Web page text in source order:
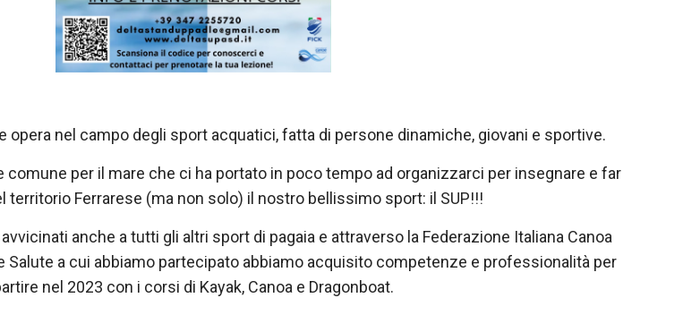
opera nel campo degli sport acquatici, fatta di persone dinamiche, giovani e sportive.
comune per il mare che ci ha portato in poco tempo ad organizzarci per insegnare e far
territorio Ferrarese (ma non solo) il nostro bellissimo sport: il SUP!!!
anche a tutti gli altri sport di pagaia e attraverso la Federazione Italiana Canoa
Salute a cui abbiamo partecipato abbiamo acquisito competenze e professionalità per
nel 2023 con i corsi di Kayak, Canoa e Dragonboat.